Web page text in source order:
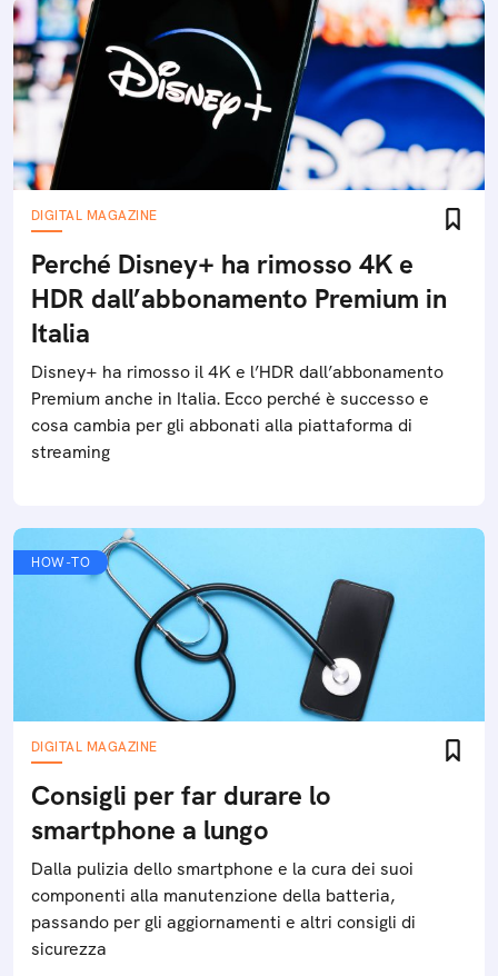
DIGITAL MAGAZINE
Perché Disney+ ha rimosso 4K e
HDR dall’abbonamento Premium in
Italia
Disney+ ha rimosso il 4K e l’HDR dall’abbonamento
Premium anche in Italia. Ecco perché è successo e
cosa cambia per gli abbonati alla piattaforma di
streaming
HOW-TO
DIGITAL MAGAZINE
Consigli per far durare lo
smartphone a lungo
Dalla pulizia dello smartphone e la cura dei suoi
componenti alla manutenzione della batteria,
passando per gli aggiornamenti e altri consigli di
sicurezza